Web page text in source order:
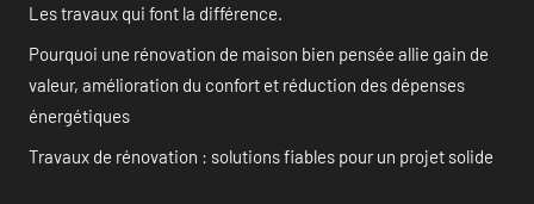
Les travaux qui font la différence.
Pourquoi une rénovation de maison bien pensée allie gain de
valeur, amélioration du confort et réduction des dépenses
énergétiques
Travaux de rénovation : solutions fiables pour un projet solide